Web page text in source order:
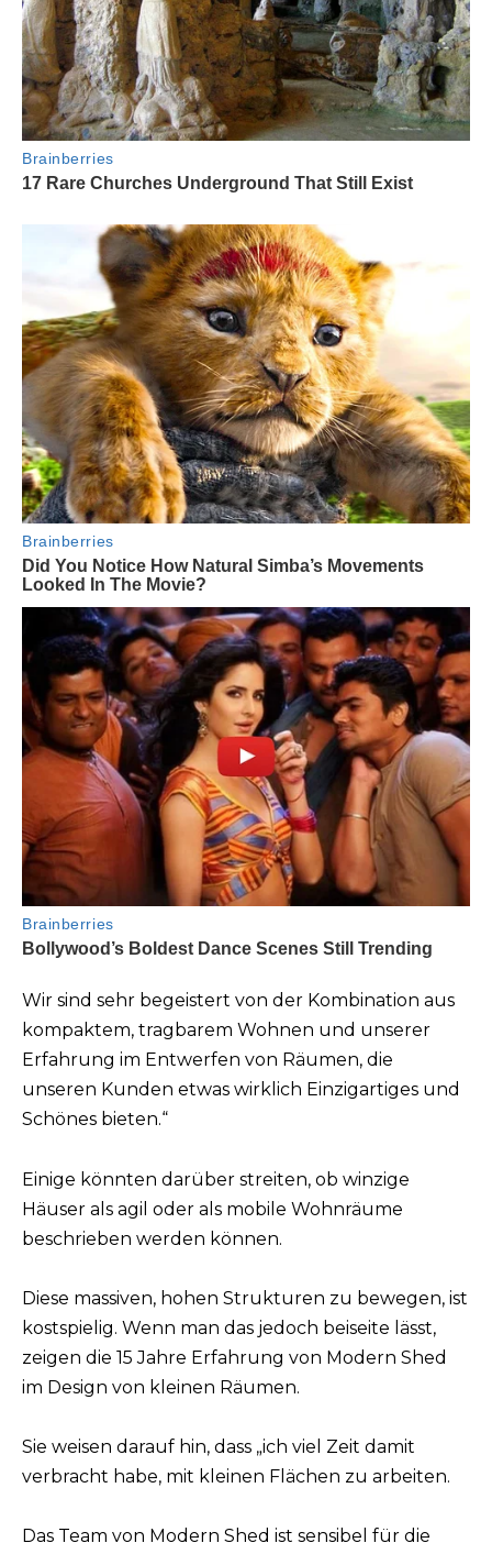
Wir sind sehr begeistert von der Kombination aus
kompaktem, tragbarem Wohnen und unserer
Erfahrung im Entwerfen von Räumen, die
unseren Kunden etwas wirklich Einzigartiges und
Schönes bieten.“
Einige könnten darüber streiten, ob winzige
Häuser als agil oder als mobile Wohnräume
beschrieben werden können.
Diese massiven, hohen Strukturen zu bewegen, ist
kostspielig. Wenn man das jedoch beiseite lässt,
zeigen die 15 Jahre Erfahrung von Modern Shed
im Design von kleinen Räumen.
Sie weisen darauf hin, dass „ich viel Zeit damit
verbracht habe, mit kleinen Flächen zu arbeiten.
Das Team von Modern Shed ist sensibel für die